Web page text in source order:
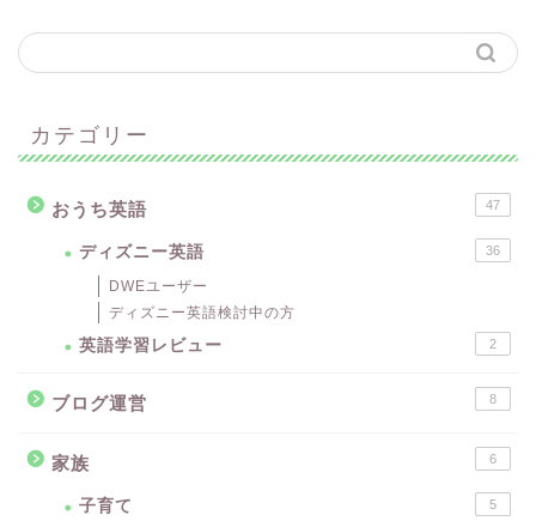
カテゴリー
おうち英語 47
ディズニー英語 36
DWEユーザー
ディズニー英語検討中の方
英語学習レビュー 2
ブログ運営 8
家族 6
子育て 5